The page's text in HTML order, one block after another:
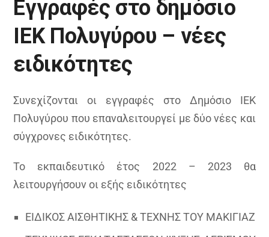
Εγγραφές στο δημόσιο
IEK Πολυγύρου – νέες
ειδικότητες
Συνεχίζονται οι εγγραφές στο Δημόσιο ΙΕΚ
Πολυγύρου που επαναλειτουργεί με δύο νέες και
σύγχρονες ειδικότητες.
Το εκπαιδευτικό έτος 2022 – 2023 θα
λειτουργήσουν οι εξής ειδικότητες
ΕΙΔΙΚΟΣ ΑΙΣΘΗΤΙΚΗΣ & ΤΕΧΝΗΣ ΤΟΥ ΜΑΚΙΓΙΑΖ